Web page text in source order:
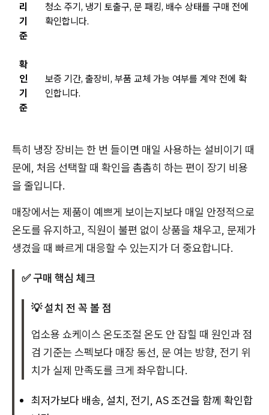
리
기
준
청소 주기, 냉기 토출구, 문 패킹, 배수 상태를 구매 전에
확인합니다.
확
인
기
준
보증 기간, 출장비, 부품 교체 가능 여부를 계약 전에 확
인합니다.
특히 냉장 장비는 한 번 들이면 매일 사용하는 설비이기 때
문에, 처음 선택할 때 확인을 촘촘히 하는 편이 장기 비용
을 줄입니다.
매장에서는 제품이 예쁘게 보이는지보다 매일 안정적으로
온도를 유지하고, 직원이 불편 없이 상품을 채우고, 문제가
생겼을 때 빠르게 대응할 수 있는지가 더 중요합니다.
✅ 구매 핵심 체크
💡 설치 전 꼭 볼 점
업소용 쇼케이스 온도조절 온도 안 잡힐 때 원인과 점
검 기준는 스펙보다 매장 동선, 문 여는 방향, 전기 위
치가 실제 만족도를 크게 좌우합니다.
최저가보다 배송, 설치, 전기, AS 조건을 함께 확인합